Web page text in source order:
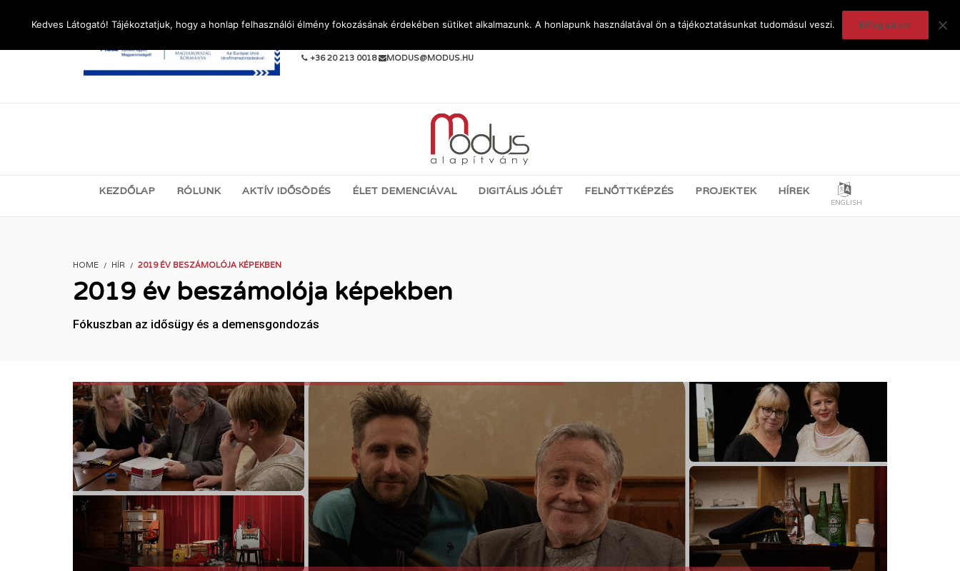
+36 20 213 0018 MODUS@MODUS.HU
KEZDŐLAP RÓLUNK AKTÍV IDŐSÖDÉS ÉLET DEMENCIÁVAL DIGITÁLIS JÓLÉT FELNŐTTKÉPZÉS PROJEKTEK HÍREK
ENGLISH
HOME HÍR 2019 ÉV BESZÁMOLÓJA KÉPEKBEN
2019 év beszámolója képekben
Fókuszban az idősügy és a demensgondozás
Kedves Látogató! Tájékoztatjuk, hogy a honlap felhasználói élmény fokozásának érdekében sütiket alkalmazunk. A honlapunk használatával ön a tájékoztatásunkat tudomásul veszi. Elfogadom